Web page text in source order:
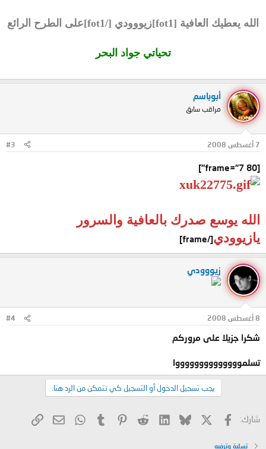
الله يعطيك العافية [fot1]زيووودي [/fot1]على الطرح الرائع
تحياتي جواد البحر
أبوباسم
مراقب سابق
7 أغسطس 2008 #3
[frame="7 80"]
الله يوسع صدرك بالعافية والسرور
يازيوودي[/frame]
زيووودي
8 أغسطس 2008 #4
شكرا جزيلا على مروركم
تسلمووووووووووووووا
يجب تسجيل الدخول أو التسجيل كي تتمكن من الرد هنا.
شارك: فيسبوك Bluesky
LinkedIn
Reddit
Pinterest
Tumblr
WhatsApp
البريد
تسلية وترفيه